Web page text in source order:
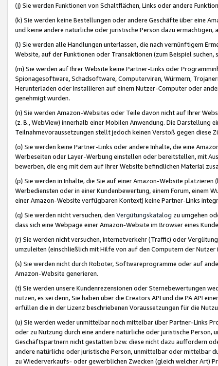
(j) Sie werden Funktionen von Schaltflächen, Links oder andere
(k) Sie werden keine Bestellungen oder andere Geschäfte über eine
und keine andere natürliche oder juristische Person dazu
(l) Sie werden alle Handlungen unterlassen, die nach vernünftigem
Website, auf der Funktionen oder Transaktionen (zum Beispiel
(m) Sie werden auf Ihrer Website keine Partner-Links oder
Spionagesoftware, Schadsoftware, Computerviren, Würmern,
Herunterladen oder Installieren auf einem Nutzer-Computer oder
genehmigt wurden.
(n) Sie werden Amazon-Websites oder Teile davon nicht auf Ihrer
(z. B., WebView) innerhalb einer Mobilen Anwendung. Die Darstellung
Teilnahmevoraussetzungen stellt jedoch keinen Verstoß gegen diese
(o) Sie werden keine Partner-Links oder andere Inhalte, die eine
Werbeseiten oder Layer-Werbung einstellen oder bereitstellen, mit
bewerben, die eng mit dem auf Ihrer Website befindlichen Material
(p) Sie werden in Inhalte, die Sie auf einer Amazon-Website
Werbediensten oder in einer Kundenbewertung, einem Forum, einem
einer Amazon-Website verfügbaren Kontext) keine Partner-Links
(q) Sie werden nicht versuchen, den Vergütungskatalog zu umgehen
dass sich eine Webpage einer Amazon-Website im Browser eines
(r) Sie werden nicht versuchen, Internetverkehr (Traffic) oder
umzuleiten (einschließlich mit Hilfe von auf den Computern der
(s) Sie werden nicht durch Roboter, Softwareprogramme oder auf
Amazon-Website generieren.
(t) Sie werden unsere Kundenrezensionen oder Sternebewertungen
nutzen, es sei denn, Sie haben über die Creators API und die PA API
erfüllen die in der Lizenz beschriebenen Voraussetzungen für die
(u) Sie werden weder unmittelbar noch mittelbar über Partner-Links
oder zu Nutzung durch eine andere natürliche oder juristische
Geschäftspartnern nicht gestatten bzw. diese nicht dazu auffordern
andere natürliche oder juristische Person, unmittelbar oder mittelbar
zu Wiederverkaufs- oder gewerblichen Zwecken (gleich welcher Art)